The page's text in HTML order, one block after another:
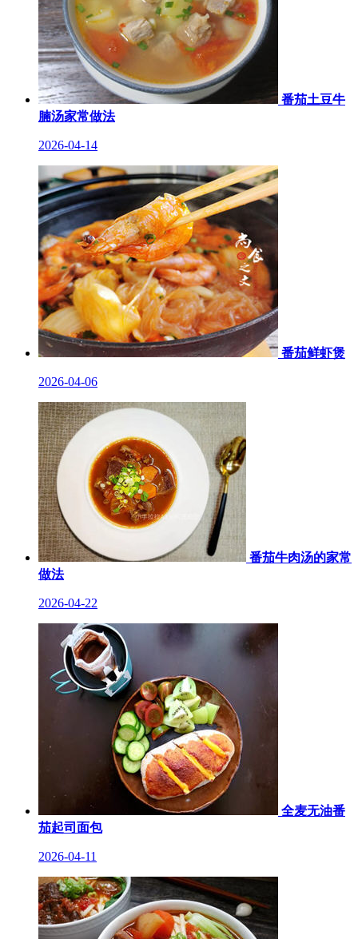
番茄土豆牛
腩汤家常做法
2026-04-14
番茄鲜虾煲
2026-04-06
番茄牛肉汤的家常
做法
2026-04-22
全麦无油番
茄起司面包
2026-04-11